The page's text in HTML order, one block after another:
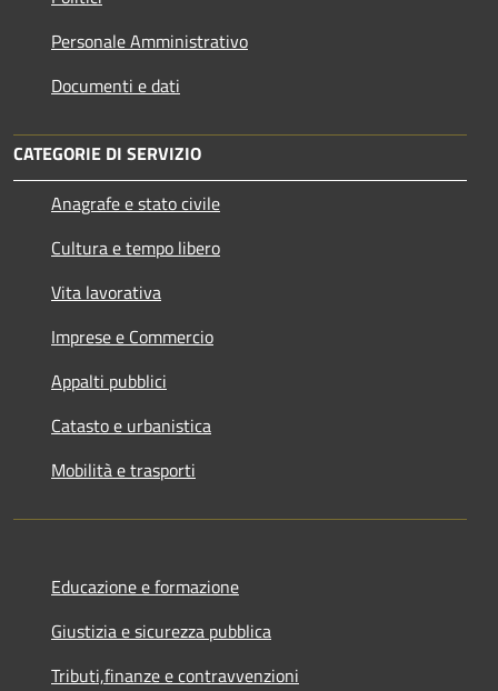
Personale Amministrativo
Documenti e dati
CATEGORIE DI SERVIZIO
Anagrafe e stato civile
Cultura e tempo libero
Vita lavorativa
Imprese e Commercio
Appalti pubblici
Catasto e urbanistica
Mobilità e trasporti
Educazione e formazione
Giustizia e sicurezza pubblica
Tributi,finanze e contravvenzioni